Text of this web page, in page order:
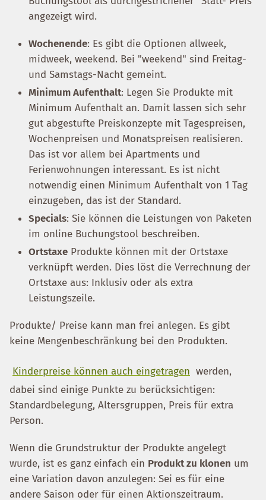
angezeigt wird.
Wochenende: Es gibt die Optionen allweek,
midweek, weekend. Bei "weekend" sind Freitag-
und Samstags-Nacht gemeint.
Minimum Aufenthalt: Legen Sie Produkte mit
Minimum Aufenthalt an. Damit lassen sich sehr
gut abgestufte Preiskonzepte mit Tagespreisen,
Wochenpreisen und Monatspreisen realisieren.
Das ist vor allem bei Apartments und
Ferienwohnungen interessant. Es ist nicht
notwendig einen Minimum Aufenthalt von 1 Tag
einzugeben, das ist der Standard.
Specials: Sie können die Leistungen von Paketen
im online Buchungstool beschreiben.
Ortstaxe Produkte können mit der Ortstaxe
verknüpft werden. Dies löst die Verrechnung der
Ortstaxe aus: Inklusiv oder als extra
Leistungszeile.
Produkte/ Preise kann man frei anlegen. Es gibt
keine Mengenbeschränkung bei den Produkten.
Kinderpreise können auch eingetragen werden,
dabei sind einige Punkte zu berücksichtigen:
Standardbelegung, Altersgruppen, Preis für extra
Person.
Wenn die Grundstruktur der Produkte angelegt
wurde, ist es ganz einfach ein Produkt zu klonen um
eine Variation davon anzulegen: Sei es für eine
andere Saison oder für einen Aktionszeitraum.